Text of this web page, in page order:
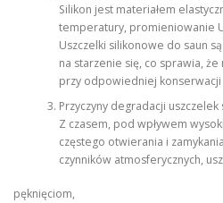
Silikon jest materiałem
temperatury, promieniowanie
Uszczelki silikonowe do saun
na starzenie się, co sprawia,
przy odpowiedniej konserwacji
Przyczyny degradacji uszczelek
Z czasem, pod wpływem
częstego otwierania i
czynników atmosferycznych,
pęknięciom,